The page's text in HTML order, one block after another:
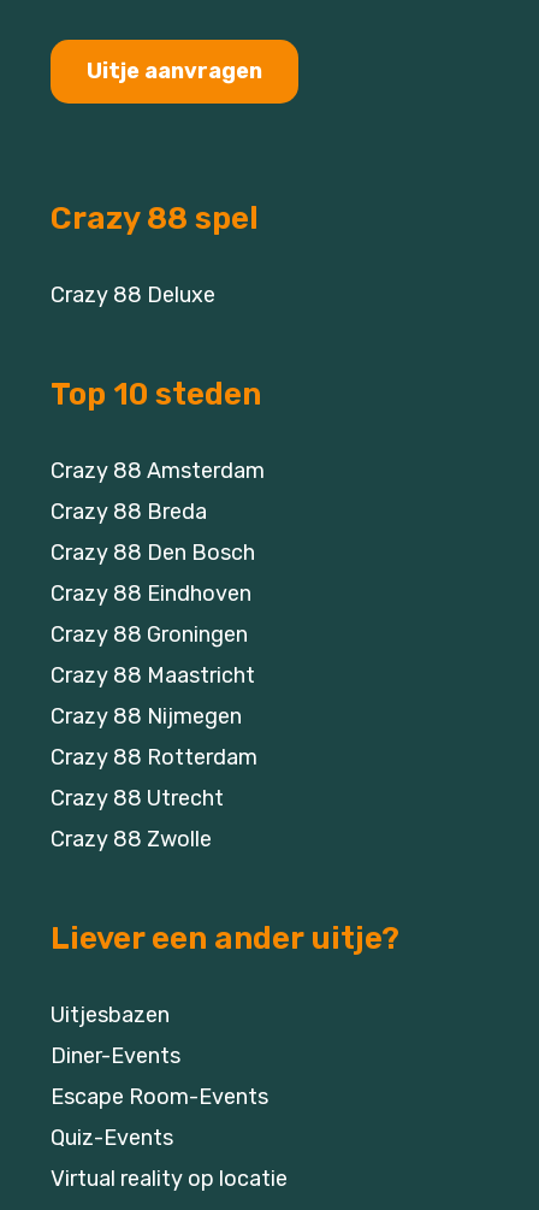
Uitje aanvragen
Crazy 88 spel
Crazy 88 Deluxe
Top 10 steden
Crazy 88 Amsterdam
Crazy 88 Breda
Crazy 88 Den Bosch
Crazy 88 Eindhoven
Crazy 88 Groningen
Crazy 88 Maastricht
Crazy 88 Nijmegen
Crazy 88 Rotterdam
Crazy 88 Utrecht
Crazy 88 Zwolle
Liever een ander uitje?
Uitjesbazen
Diner-Events
Escape Room-Events
Quiz-Events
Virtual reality op locatie